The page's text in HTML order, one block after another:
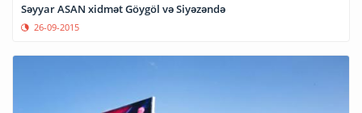
Səyyar ASAN xidmət Göygöl və Siyəzəndə
26-09-2015